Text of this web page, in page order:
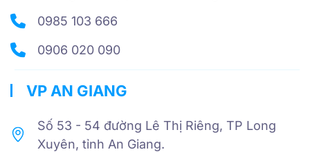
0985 103 666
0906 020 090
VP AN GIANG
Số 53 - 54 đường Lê Thị Riêng, TP Long
Xuyên, tỉnh An Giang.